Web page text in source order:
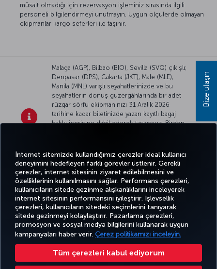
İnternet sitemizde kullandığımız çerezler ideal kullanıcı
deneyimini hedefleyen farklı görevler üstlenir. Gerekli
çerezler, internet sitesinin ziyaret edilebilmesini ve
özelliklerinin kullanılmasını sağlar. Performans çerezleri,
kullanıcıların sitede gezinme alışkanlıklarını inceleyerek
internet sitesinin performansını iyileştirir. İşlevsellik
çerezleri, kullanıcıların sitedeki seçimlerini tanıyarak
sitede gezinmeyi kolaylaştırır. Pazarlama çerezleri,
promosyon ve sosyal medya bilgilerini kullanarak uygun
kampanyaları haber verir. Çerez politikamızı inceleyin.
Tüm çerezleri kabul ediyorum
müsait olmadığı için rezervasyon işleminiz sırasında ilgili
personeli bilgilendirmeyi unutmayın. Uygun ölçülerde olmayan
ekipmanlar kargo seferleri ile taşınır.
Malaga (AGP), Bilbao (BIO), Sevilla (SVQ) çıkışlı;
Denpasar (DPS), Cakarta (JKT), Male (MLE),
Manila (MNL) varışlı seyahatlerinizde ve bu
seyahatlerin dönüş güzergâhlarında bir adet
rüzgar sörfü ekipmanınızı 31 Aralık 2026
tarihine kadar biletinizde yazan kayıtlı bagaj
hakkı içerisine dahil ederek taşıyoruz. Birden
duraklama içermesi durumundaspor
malzemeleri ücretleri
geçerlidir.
TwitterFacebook
Instagram
YoutubeLinkedIn
TiktokBlogPinterest
BİLET
AL VE
YÖNET
DENEYİM
FIRSATLAR
VE UÇUŞ
NOKTALARI
YARDIM MILES&SMILES
Bilgi Toplumu Hizmetleri Erişilebilirlik Gizlilik ve Çerez Politikası Yasal Uyarı Yolcu Hakları
Bize ulaşın